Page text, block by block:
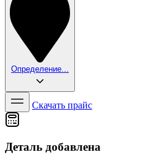
Определение...
Скачать прайс
Деталь добавлена